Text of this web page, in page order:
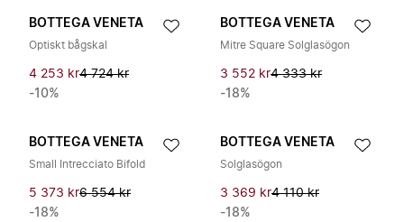
BOTTEGA VENETA
Optiskt bågskal
4 253 kr4 724 kr
-10%
BOTTEGA VENETA
Mitre Square Solglasögon
3 552 kr4 333 kr
-18%
BOTTEGA VENETA
Small Intrecciato Bifold
5 373 kr6 554 kr
-18%
BOTTEGA VENETA
Solglasögon
3 369 kr4 110 kr
-18%